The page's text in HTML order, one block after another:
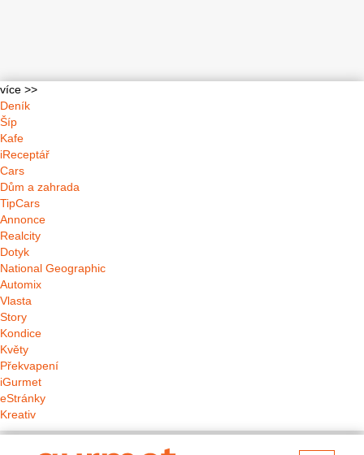
více >>
Deník
Šíp
Kafe
iReceptář
Cars
Dům a zahrada
TipCars
Annonce
Realcity
Dotyk
National Geographic
Automix
Vlasta
Story
Kondice
Květy
Překvapení
iGurmet
eStránky
Kreativ